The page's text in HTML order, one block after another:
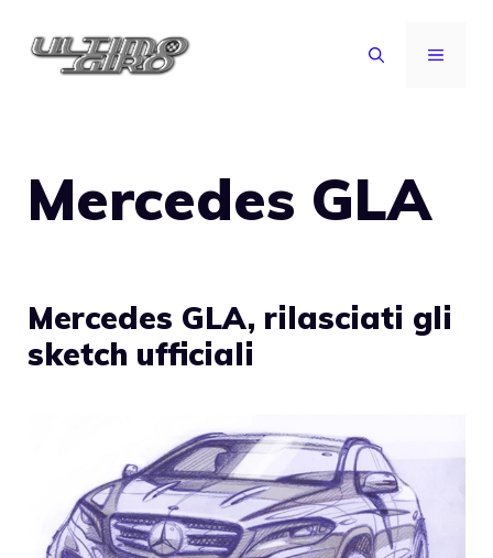
MENU
Mercedes GLA
Mercedes GLA, rilasciati gli
sketch ufficiali